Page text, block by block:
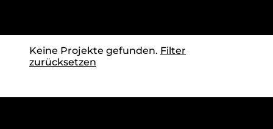
Keine Projekte gefunden. Filter
zurücksetzen